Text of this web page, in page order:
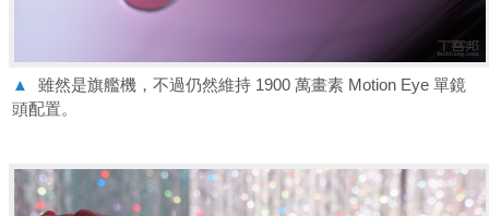
▲
雖然是旗艦機，不過仍然維持 1900 萬畫素 Motion Eye 單鏡
頭配置。